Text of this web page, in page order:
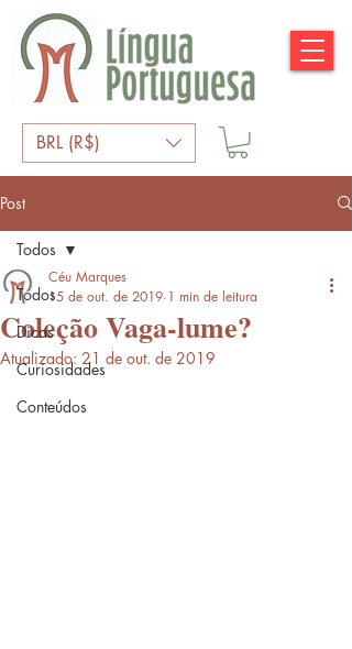
BRL (R$)
Post
Todos
Dicas
Curiosidades
Conteúdos
Todos
Coleção Vaga-lume?
Céu Marques
15 de out. de 2019 1 min de leitura
Atualizado: 21 de out. de 2019